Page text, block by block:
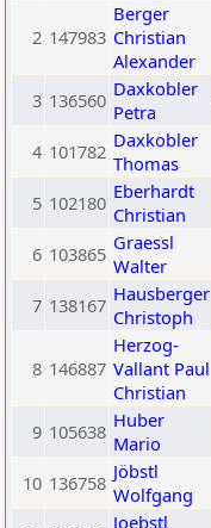
2 147983
Berger
Christian
Alexander
3 136560 Daxkobler
Petra
4 101782 Daxkobler
Thomas
5 102180 Eberhardt
Christian
6 103865 Graessl
Walter
7 138167 Hausberger
Christoph
8 146887
Herzog-
Vallant Paul
Christian
9 105638 Huber
Mario
10 136758 Jöbstl
Wolfgang
Joebstl